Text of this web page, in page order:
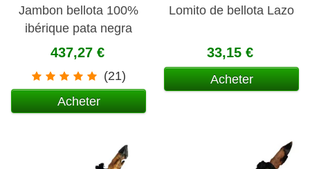
Jambon bellota 100%
ibérique pata negra
A.O.P. Jabugo
437,27 €
(21)
Acheter
Lomito de bellota Lazo
33,15 €
Acheter